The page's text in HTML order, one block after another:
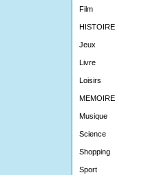
Film
HISTOIRE
Jeux
Livre
Loisirs
MEMOIRE
Musique
Science
Shopping
Sport